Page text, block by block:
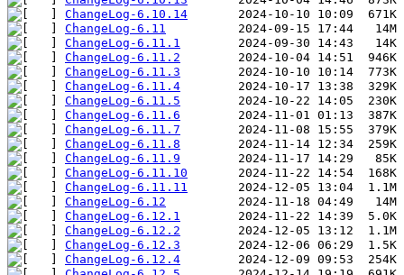
ChangeLog-6.10.14
ChangeLog-6.11
ChangeLog-6.11.1
ChangeLog-6.11.2
ChangeLog-6.11.3
ChangeLog-6.11.4
ChangeLog-6.11.5
ChangeLog-6.11.6
ChangeLog-6.11.7
ChangeLog-6.11.8
ChangeLog-6.11.9
ChangeLog-6.11.10
ChangeLog-6.11.11
ChangeLog-6.12
ChangeLog-6.12.1
ChangeLog-6.12.2
ChangeLog-6.12.3
ChangeLog-6.12.4